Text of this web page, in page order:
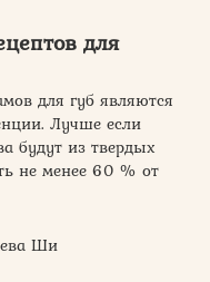
для
для губ являются
Лучше если
будут из твердых
не менее 60 % от
Ши